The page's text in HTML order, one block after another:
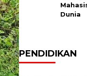
Dunia
PENDIDIKAN